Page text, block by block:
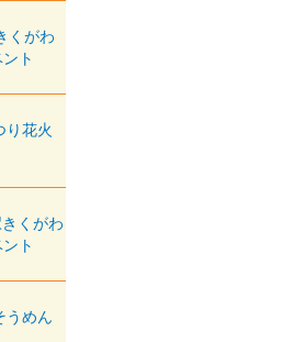
くがわ
ト
り花火
くがわ
ト
うめん